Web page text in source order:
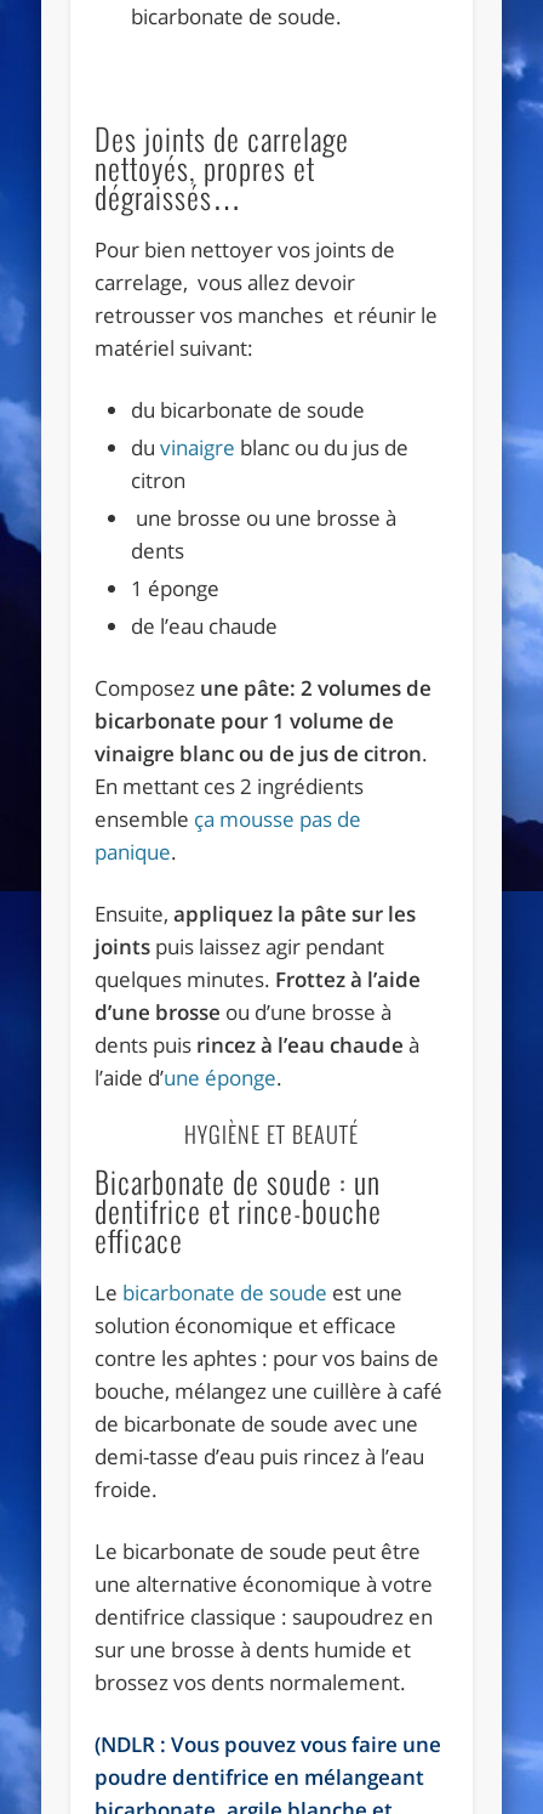
bicarbonate de soude.
Des joints de carrelage
nettoyés, propres et
dégraissés…
Pour bien nettoyer vos joints de
carrelage, vous allez devoir
retrousser vos manches et réunir le
matériel suivant:
du bicarbonate de soude
duvinaigre blanc ou du jus de
citron
une brosse ou une brosse à
dents
1 éponge
de l’eau chaude
Composez une pâte: 2 volumes de
bicarbonate pour 1 volume de
vinaigre blanc ou de jus de citron.
En mettant ces 2 ingrédients
ensemble ça mousse pas de
panique.
Ensuite,appliquez la pâte sur les
joints puis laissez agir pendant
quelques minutes. Frottez à l’aide
d’une brosse ou d’une brosse à
dents puis rincez à l’eau chaude à
l’aide d’une éponge.
HYGIÈNE ET BEAUTÉ
Bicarbonate de soude : un
dentifrice et rince-bouche
efficace
Le bicarbonate de soude est une
solution économique et efficace
contre les aphtes : pour vos bains de
bouche, mélangez une cuillère à café
de bicarbonate de soude avec une
demi-tasse d’eau puis rincez à l’eau
froide.
Le bicarbonate de soude peut être
une alternative économique à votre
dentifrice classique : saupoudrez en
sur une brosse à dents humide et
brossez vos dents normalement.
(NDLR : Vous pouvez vous faire une
poudre dentifrice en mélangeant